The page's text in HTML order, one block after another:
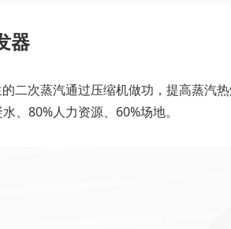
器
二次蒸汽通过压缩机做功，提高蒸汽
、80%人力资源、60%场地。